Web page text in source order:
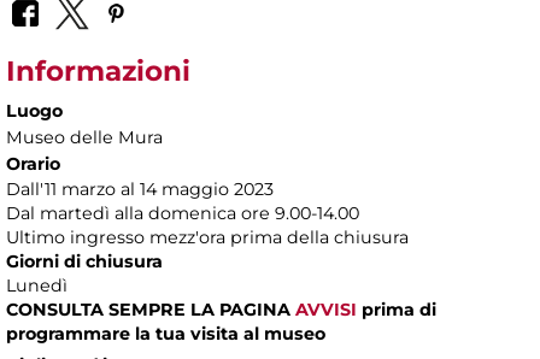
Informazioni
Luogo
Museo delle Mura
Orario
Dall'11 marzo al 14 maggio 2023
Dal martedì alla domenica ore 9.00-14.00
Ultimo ingresso mezz'ora prima della chiusura
Giorni di chiusura
Lunedì
CONSULTA SEMPRE LA PAGINA AVVISI prima di
programmare la tua visita al museo